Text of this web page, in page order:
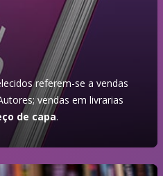
referem-se a vendas
vendas em livrarias
de capa.